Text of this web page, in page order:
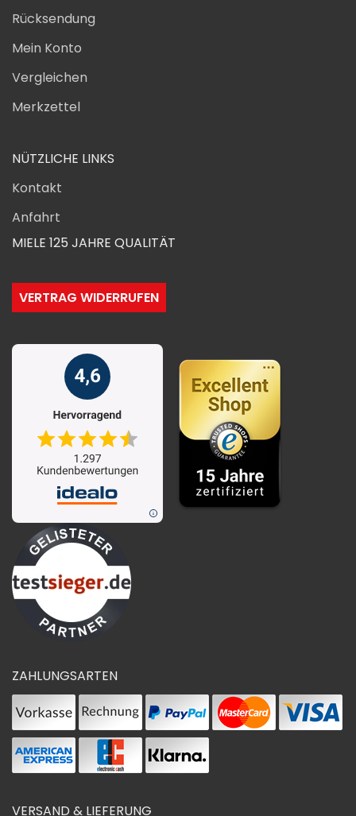
Rücksendung
Mein Konto
Vergleichen
Merkzettel
NÜTZLICHE LINKS
Kontakt
Anfahrt
MIELE 125 JAHRE QUALITÄT
VERTRAG WIDERRUFEN
ZAHLUNGSARTEN
VERSAND & LIEFERUNG